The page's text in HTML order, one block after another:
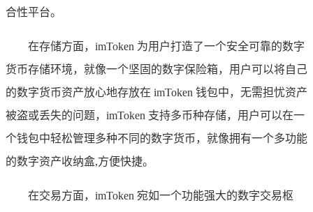
合性平台。
在存储方面，imToken 为用户打造了一个安全可靠的数字
货币存储环境，就像一个坚固的数字保险箱，用户可以将自己
的数字货币资产放心地存放在 imToken 钱包中，无需担忧资产
被盗或丢失的问题，imToken 支持多币种存储，用户可以在一
个钱包中轻松管理多种不同的数字货币，就像拥有一个多功能
的数字资产收纳盒,方便快捷。
在交易方面，imToken 宛如一个功能强大的数字交易枢